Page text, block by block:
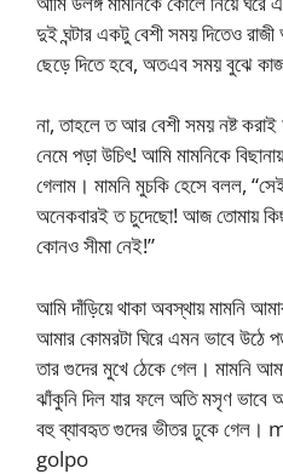
দুই ঘন্টার একটু বেশী সময় দিতেও
ছেড়ে দিতে হবে, অতএব সময় বুঝে
না, তাহলে ত আর বেশী সময় নষ্ট করাই
নেমে পড়া উচিৎ! আমি মামনিকে
গেলাম। মামনি মুচকি হেসে বলল,
অনেকবারই ত চুদেছো! আজ তোমায়
কোনও সীমা নেই!”
আমি দাঁড়িয়ে থাকা অবস্থায় মামনি
আমার কোমরটা ঘিরে এমন ভাবে উঠে
তার গুদের মুখে ঠেকে গেল। মামনি
ঝাঁকুনি দিল যার ফলে অতি মসৃণ ভাবে
বহু ব্যাবহৃত গুদের ভীতর ঢুকে
golpo